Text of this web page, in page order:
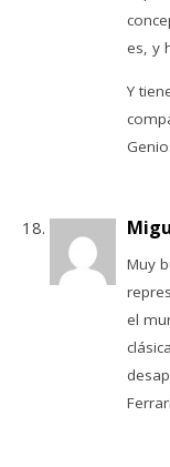
es, y
Y
Muy
el